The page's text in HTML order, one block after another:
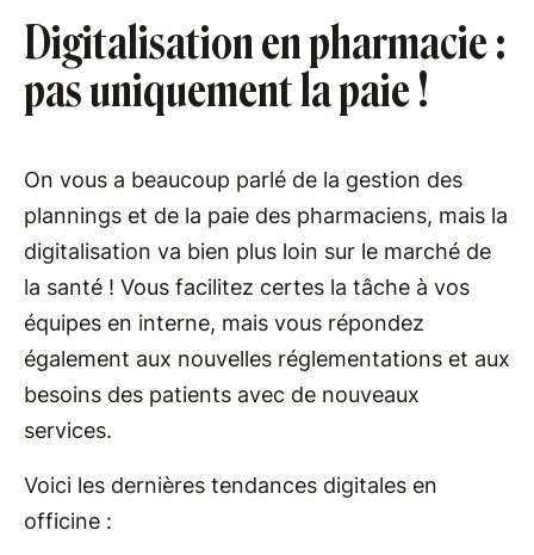
Digitalisation en pharmacie :
pas uniquement la paie !
On vous a beaucoup parlé de la gestion des
plannings et de la paie des pharmaciens, mais la
digitalisation va bien plus loin sur le marché de
la santé ! Vous facilitez certes la tâche à vos
équipes en interne, mais vous répondez
également aux nouvelles réglementations et aux
besoins des patients avec de nouveaux
services.
Voici les dernières tendances digitales en
officine :